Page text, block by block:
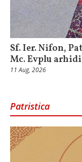
Sf. Ier. Nifon,
Mc. Evplu
11 Aug, 2026
Patristica